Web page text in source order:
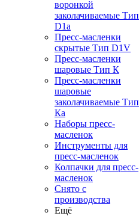
воронкой
заколачиваемые Тип
D1a
Пресс-масленки
скрытые Тип D1V
Пресс-масленки
шаровые Тип К
Пресс-масленки
шаровые
заколачиваемые Тип
Кa
Наборы пресс-
масленок
Инструменты для
пресс-масленок
Колпачки для пресс-
масленок
Снято с
производства
Ещё